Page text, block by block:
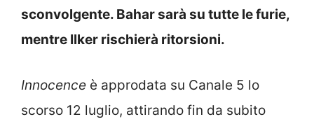
sconvolgente. Bahar sarà su tutte le furie,
mentre Ilker rischierà ritorsioni.
Innocence è approdata su Canale 5 lo
scorso 12 luglio, attirando fin da subito